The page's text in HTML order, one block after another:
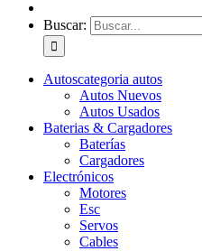
Buscar:
Autoscategoria autos
Autos Nuevos
Autos Usados
Baterias & Cargadores
Baterías
Cargadores
Electrónicos
Motores
Esc
Servos
Cables